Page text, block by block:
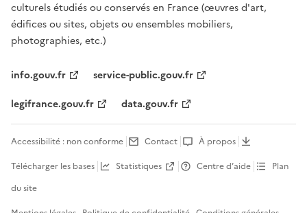
culturels étudiés ou conservés en France (œuvres d'art,
édifices ou sites, objets ou ensembles mobiliers,
photographies, etc.)
info.gouv.fr
service-public.gouv.fr
legifrance.gouv.fr
data.gouv.fr
Accessibilité : non conforme Contact
À propos
Télécharger les bases
Statistiques Centre d’aide
Plan
du site